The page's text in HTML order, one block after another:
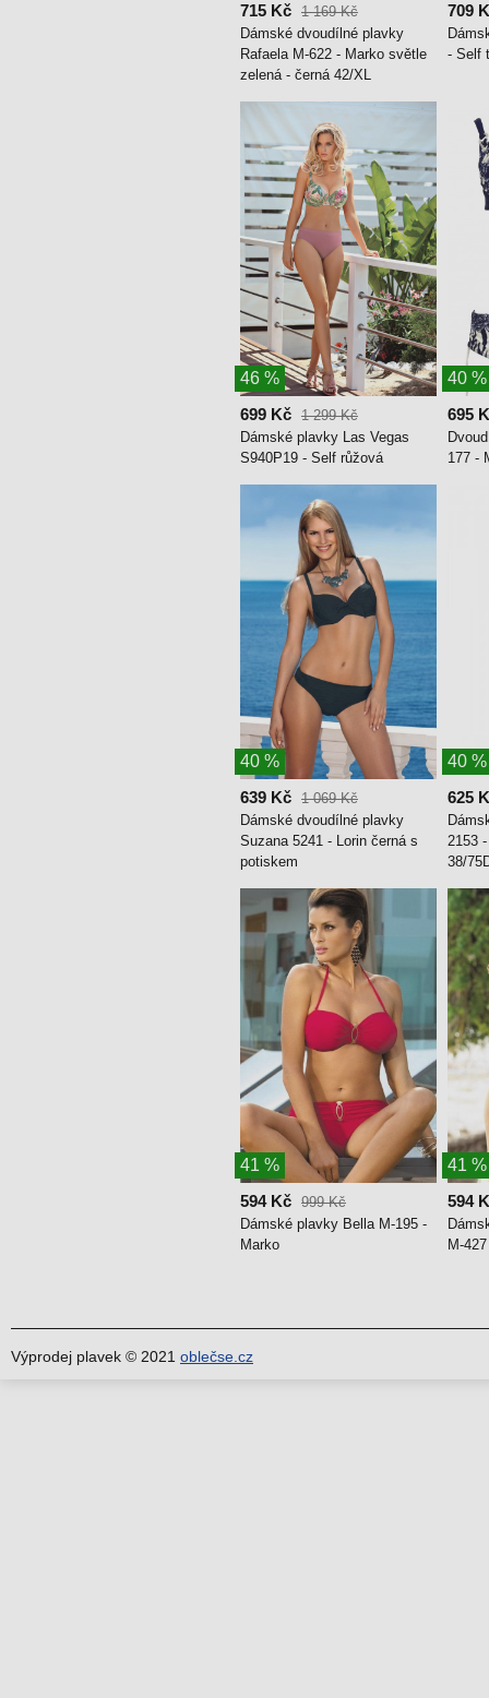
715 Kč 1 169 Kč
Dámské dvoudílné plavky
Rafaela M-622 - Marko světle
zelená - černá 42/XL
709
- Self
46 %
699 Kč 1 299 Kč
Dámské plavky Las Vegas
S940P19 - Self růžová
40 %
695
177 -
40 %
639 Kč 1 069 Kč
Dámské dvoudílné plavky
Suzana 5241 - Lorin černá s
potiskem
40 %
625
2153
38/
41 %
594 Kč 999 Kč
Dámské plavky Bella M-195 -
Marko
41 %
594
M-
Výprodej plavek © 2021 oblečse.cz